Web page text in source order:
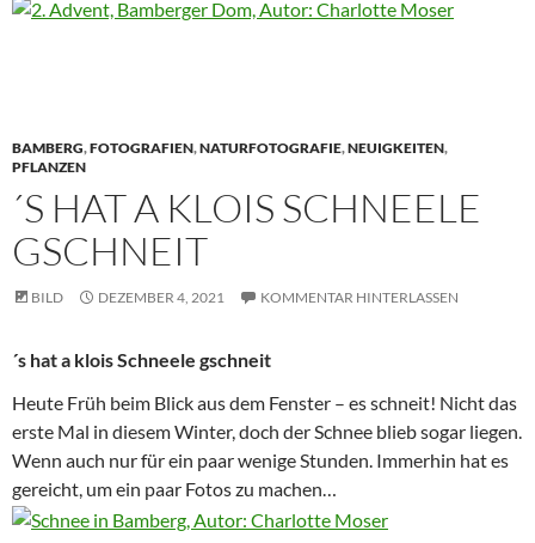
BAMBERG,FOTOGRAFIEN,NATURFOTOGRAFIE,NEUIGKEITEN,
PFLANZEN
´S HAT A KLOIS SCHNEELE
GSCHNEIT
BILD DEZEMBER 4, 2021 KOMMENTAR HINTERLASSEN
´s hat a klois Schneele gschneit
Heute Früh beim Blick aus dem Fenster – es schneit! Nicht das
erste Mal in diesem Winter, doch der Schnee blieb sogar liegen.
Wenn auch nur für ein paar wenige Stunden. Immerhin hat es
gereicht, um ein paar Fotos zu machen…